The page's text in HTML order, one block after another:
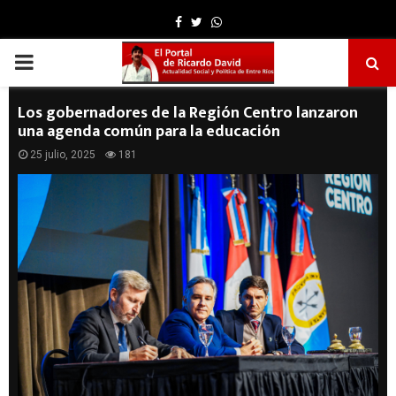
Facebook
TwitterWhatsapp
PRIMARY
MENU
Los gobernadores de la Región Centro lanzaron
una agenda común para la educación
25 julio, 2025 181